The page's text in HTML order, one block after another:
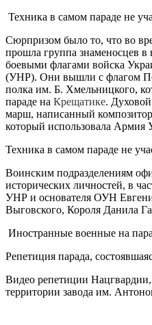
Техника в самом параде не
Сюрпризом было то, что во
прошла группа знаменосцев
боевыми флагами войска
(УНР). Они вышли с флагом
полка им. Б. Хмельницкого,
параде на Крещатике.
марш, написанный
который использовала Армия
Техника в самом параде не
Воинским подразделениям
исторических личностей, в
УНР и основателя ОУН
Выговского, Короля Данила
Иностранные военные на
Репетиция парада,
Видео репетиции Нацгвардии,
территории завода им.